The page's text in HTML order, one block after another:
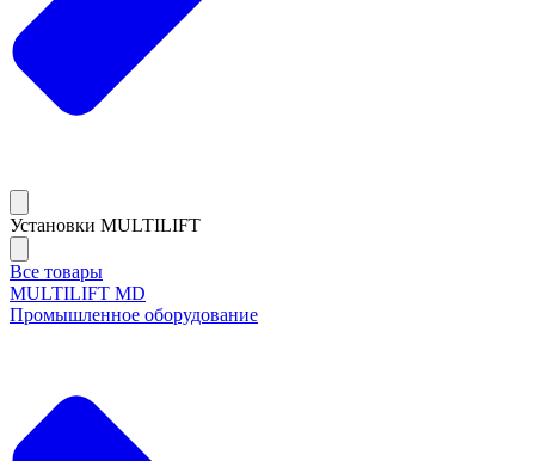
Установки MULTILIFT
Все товары
MULTILIFT MD
Промышленное оборудование